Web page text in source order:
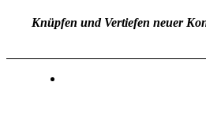
Knüpfen und Vertiefen neuer